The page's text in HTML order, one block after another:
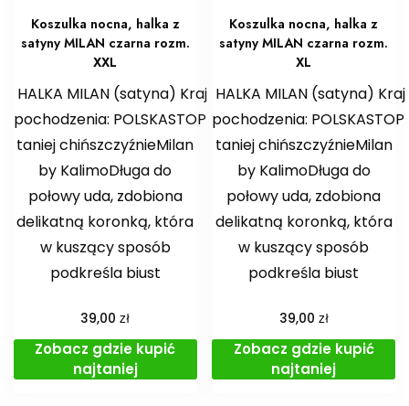
Koszulka nocna, halka z
satyny MILAN czarna rozm.
XXL
HALKA MILAN (satyna) Kraj
pochodzenia: POLSKASTOP
taniej chińszczyźnieMilan
by KalimoDługa do
połowy uda, zdobiona
delikatną koronką, która
w kuszący sposób
podkreśla biust
39,00zł
Zobacz gdzie kupić
najtaniej
Koszulka nocna, halka z
satyny MILAN czarna rozm.
XL
HALKA MILAN (satyna) Kraj
pochodzenia: POLSKASTOP
taniej chińszczyźnieMilan
by KalimoDługa do
połowy uda, zdobiona
delikatną koronką, która
w kuszący sposób
podkreśla biust
39,00 zł
Zobacz gdzie kupić
najtaniej